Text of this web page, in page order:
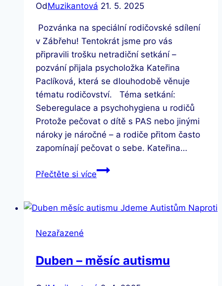
OdMuzikantová 21. 5. 2025
Pozvánka na speciální rodičovské sdílení
v Zábřehu! Tentokrát jsme pro vás
připravili trošku netradiční setkání –
pozvání přijala psycholožka Kateřina
Paclíková, která se dlouhodobě věnuje
tématu rodičovství. Téma setkání:
Seberegulace a psychohygiena u rodičů
Protože pečovat o dítě s PAS nebo jinými
nároky je náročné – a rodiče přitom často
zapomínají pečovat o sebe. Kateřina…
Přečtěte si víceNetradiční
v
Nezařazené
Duben – měsíc autismu